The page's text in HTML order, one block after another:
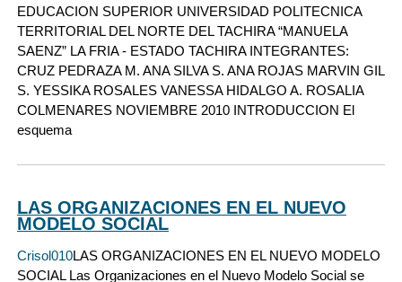
EDUCACION SUPERIOR UNIVERSIDAD POLITECNICA
TERRITORIAL DEL NORTE DEL TACHIRA “MANUELA
SAENZ” LA FRIA - ESTADO TACHIRA INTEGRANTES:
CRUZ PEDRAZA M. ANA SILVA S. ANA ROJAS MARVIN GIL
S. YESSIKA ROSALES VANESSA HIDALGO A. ROSALIA
COLMENARES NOVIEMBRE 2010 INTRODUCCION El
esquema
LAS ORGANIZACIONES EN EL NUEVO
MODELO SOCIAL
Crisol010LAS ORGANIZACIONES EN EL NUEVO MODELO
SOCIAL Las Organizaciones en el Nuevo Modelo Social se